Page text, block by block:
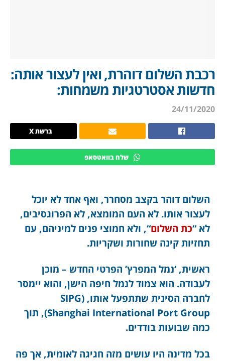
רכבת השלום דוהרת, ואין לעצור אותה:
חדשות אסטרטגיות משמחות:
24/11/2020
ברשת X
שלח בוואטסאפ
השלום דוהר בקצב מסחרר, ואף אחד לא יוכל
לעצור אותו. לא העם המומצא, לא הפרוגסיבים,
לא “כת השלום“, ולא חמוצי פנים למיניהם, עם
תחזיות קינה שחורות ושקריות.
ראשית, ‘נמל המפרץ’ הפרטי החדש – מוכן
לעבודה. הוא צמוד לנמל חיפה הישן, והוא יימסר
לחברה הסינית שתתפעל אותו, (SIPG
(Shanghai International Port Group, תוך
כמה שבועות בודדים.
בכל מדינה היו עושים מזה חגיגה לאומית, אך פה